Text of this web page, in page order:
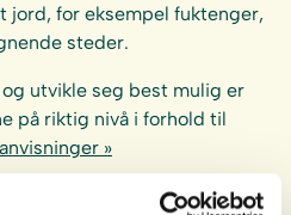
jord, for eksempel fuktenger,
steder.
utvikle seg best mulig er
på riktig nivå i forhold til
anvisninger »